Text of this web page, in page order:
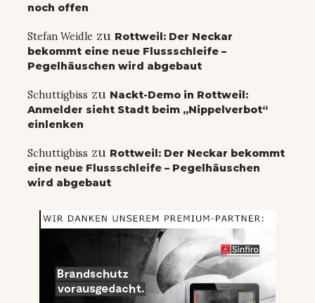
noch offen
Stefan Weidle zu Rottweil: Der Neckar
bekommt eine neue Flussschleife –
Pegelhäuschen wird abgebaut
Schuttigbiss zu Nackt-Demo in Rottweil:
Anmelder sieht Stadt beim „Nippelverbot“
einlenken
Schuttigbiss zu Rottweil: Der Neckar bekommt
eine neue Flussschleife – Pegelhäuschen
wird abgebaut